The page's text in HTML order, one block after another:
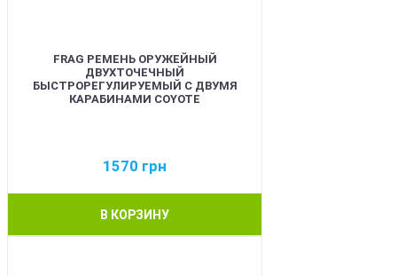
FRAG РЕМЕНЬ ОРУЖЕЙНЫЙ
ДВУХТОЧЕЧНЫЙ
БЫСТРОРЕГУЛИРУЕМЫЙ С ДВУМЯ
КАРАБИНАМИ COYOTE
1570 грн
В КОРЗИНУ